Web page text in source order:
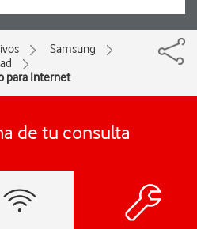
Samsung
para Internet
de tu consulta